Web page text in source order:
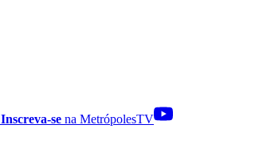
Inscreva-se na MetrópolesTV